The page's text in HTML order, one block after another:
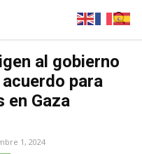
al gobierno
para
en Gaza
1, 2024